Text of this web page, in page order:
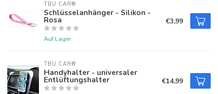
TBU CAR®
Schlüsselanhänger - Silikon -
Rosa
Auf Lager
€3,99
TBU CAR®
Handyhalter - universaler
Entlüftungshalter €14,99